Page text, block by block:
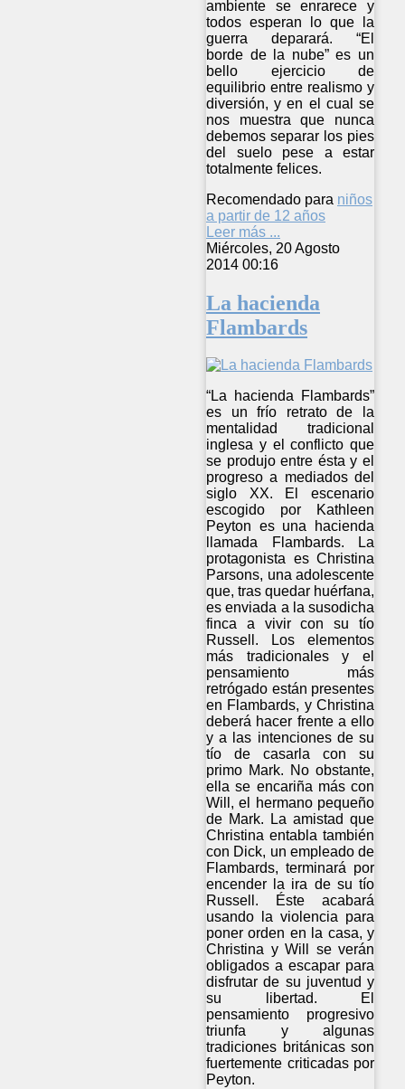
ambiente se enrarece y
todos esperan lo que la
guerra deparará. “El
borde de la nube” es un
bello ejercicio de
equilibrio entre realismo y
diversión, y en el cual se
nos muestra que nunca
debemos separar los pies
del suelo pese a estar
totalmente felices.
Recomendado para niños
a partir de 12 años
Leer más ...
Miércoles, 20 Agosto
2014 00:16
La hacienda
Flambards
“La hacienda Flambards”
es un frío retrato de la
mentalidad tradicional
inglesa y el conflicto que
se produjo entre ésta y el
progreso a mediados del
siglo XX. El escenario
escogido por Kathleen
Peyton es una hacienda
llamada Flambards. La
protagonista es Christina
Parsons, una adolescente
que, tras quedar huérfana,
es enviada a la susodicha
finca a vivir con su tío
Russell. Los elementos
más tradicionales y el
pensamiento más
retrógado están presentes
en Flambards, y Christina
deberá hacer frente a ello
y a las intenciones de su
tío de casarla con su
primo Mark. No obstante,
ella se encariña más con
Will, el hermano pequeño
de Mark. La amistad que
Christina entabla también
con Dick, un empleado de
Flambards, terminará por
encender la ira de su tío
Russell. Éste acabará
usando la violencia para
poner orden en la casa, y
Christina y Will se verán
obligados a escapar para
disfrutar de su juventud y
su libertad. El
pensamiento progresivo
triunfa y algunas
tradiciones británicas son
fuertemente criticadas por
Peyton.